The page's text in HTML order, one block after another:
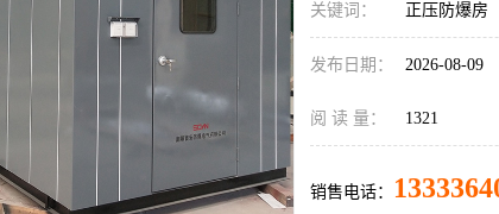
关键词： 正压防爆房
发布日期： 2026-08-09
阅 读 量： 1321
销售电话：